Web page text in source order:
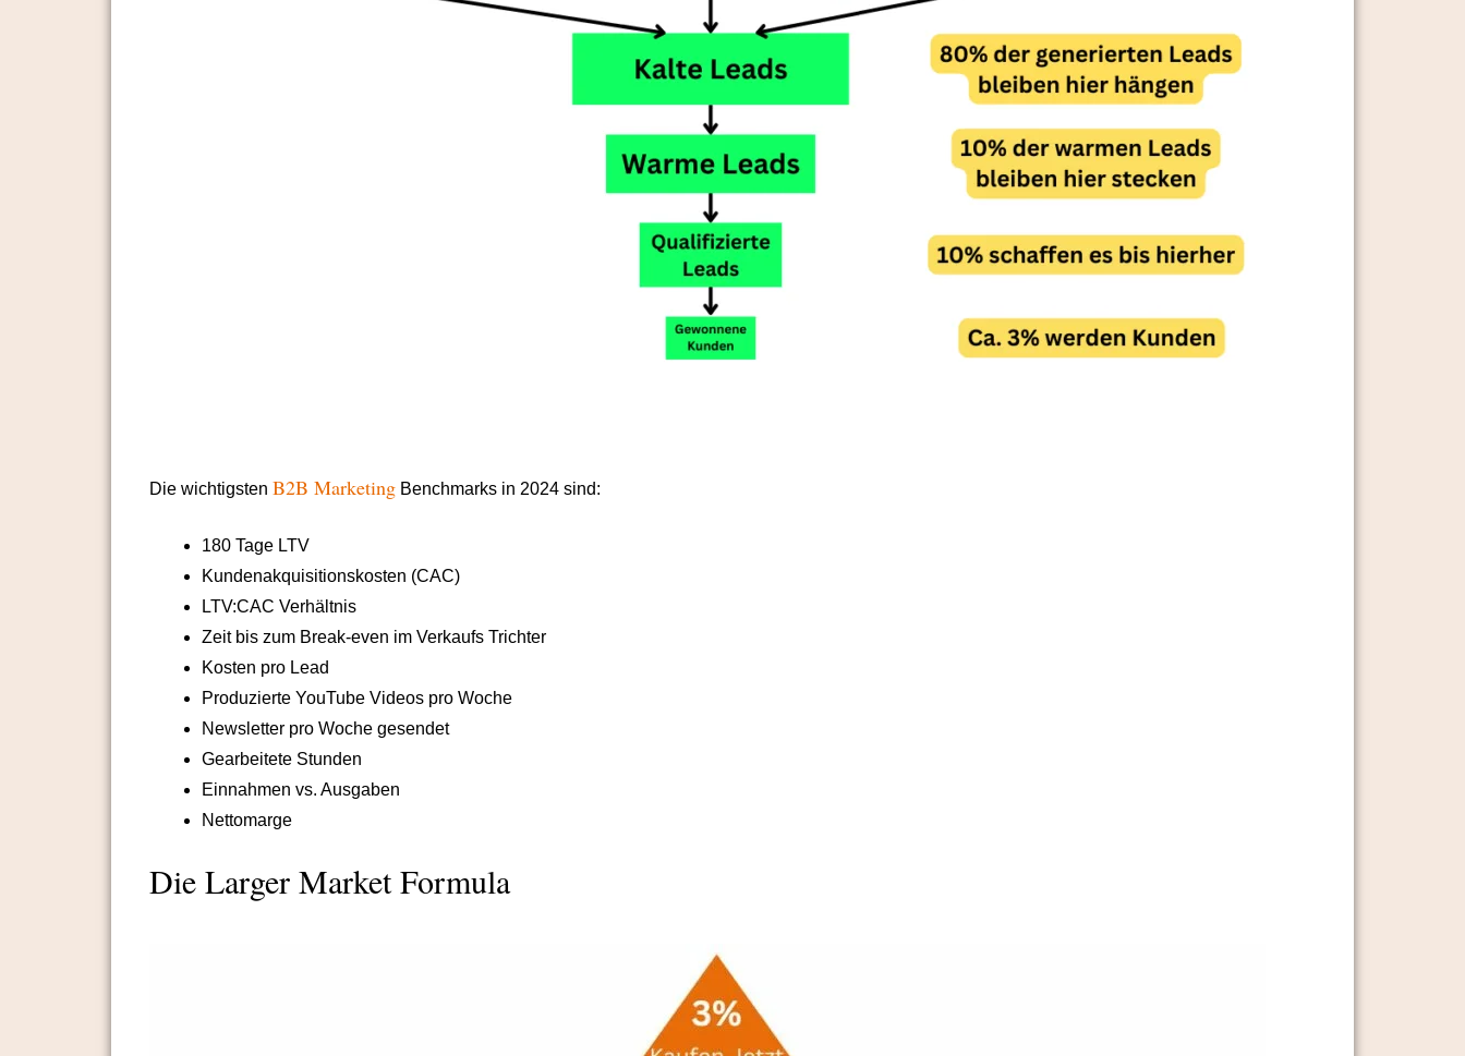
Die wichtigsten B2B Marketing Benchmarks in 2024 sind:
180 Tage LTV
Kundenakquisitionskosten (CAC)
LTV:CAC Verhältnis
Zeit bis zum Break-even im Verkaufs Trichter
Kosten pro Lead
Produzierte YouTube Videos pro Woche
Newsletter pro Woche gesendet
Gearbeitete Stunden
Einnahmen vs. Ausgaben
Nettomarge
Die Larger Market Formula